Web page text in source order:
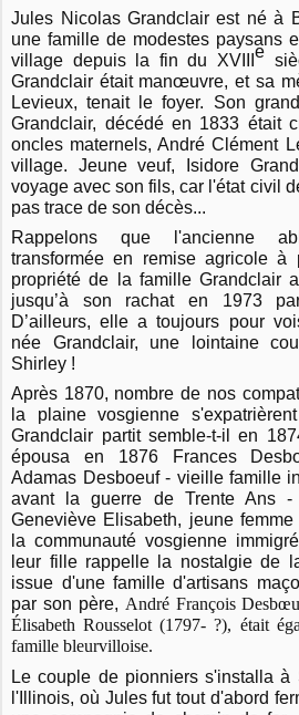
Jules Nicolas Grandclair est né à
une famille de modestes paysans
village depuis la fin du XVIII e
Grandclair était manœuvre, et sa
Levieux, tenait le foyer. Son
Grandclair, décédé en 1833 était
oncles maternels, André Clément
village. Jeune veuf, Isidore
voyage avec son fils, car l'état civil
pas trace de son décès...
Rappelons que l'ancienne
transformée en remise agricole
propriété de la famille Grandclair
jusqu’à son rachat en 1973
D’ailleurs, elle a toujours pour
née Grandclair, une lointaine
Shirley !
Après 1870, nombre de nos
la plaine vosgienne
Grandclair partit semble-t-il en
épousa en 1876 Frances
Adamas Desboeuf - vieille famille
avant la guerre de Trente Ans
Geneviève Elisabeth, jeune
la communauté vosgienne
leur fille rappelle la nostalgie de
issue d'une famille d'artisans
par son père, André François
Élisabeth Rousselot (1797- ?), était
famille bleurvilloise.
Le couple de pionniers s'installa à
l'Illinois, où Jules fut tout d'abord